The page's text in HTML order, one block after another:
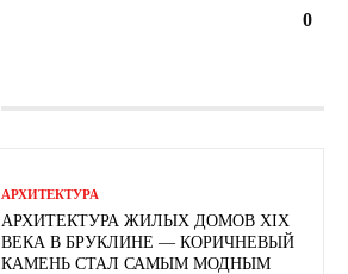
0
АРХИТЕКТУРА
АРХИТЕКТУРА ЖИЛЫХ ДОМОВ XIX
ВЕКА В БРУКЛИНЕ — КОРИЧНЕВЫЙ
КАМЕНЬ СТАЛ САМЫМ МОДНЫМ